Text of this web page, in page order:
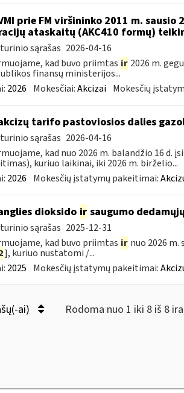
prie FM viršininko 2011 m.
ataskaitų (AKC410 formų)
sąrašas 2026-04-16
kad buvo priimtas ir 2026 m.
finansų ministerijos...
2026 Mokesčiai:Akcizai Mokesčių
tarifo pastoviosios dalies
sąrašas 2026-04-16
kad nuo 2026 m. balandžio 16 d.
kuriuo laikinai, iki 2026 m. birželio...
2026 Mokesčių įstatymų pakeitimai:
dioksido irsaugumo
sąrašas 2025-12-31
kad buvo priimtas ir nuo 2026 m.
], kuriuo nustatomi /...
2025 Mokesčių įstatymų pakeitimai:
ai) Rodoma nuo 1 iki 8 iš 8